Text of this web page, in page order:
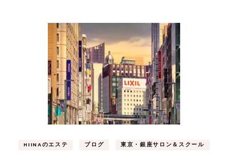
HIINAのエステ ブログ 東京・銀座サロン＆スクール